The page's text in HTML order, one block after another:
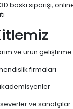
3D baskı siparişi,
ve ürün geliştirme
firmaları
ve sanatçılar